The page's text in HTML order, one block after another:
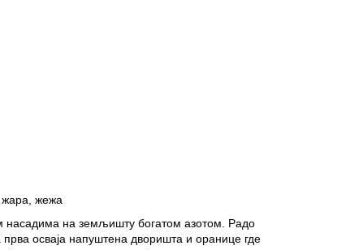
жара, жежа
насадима на земљишту богатом азотом. Радо
осваја напуштена дворишта и оранице где